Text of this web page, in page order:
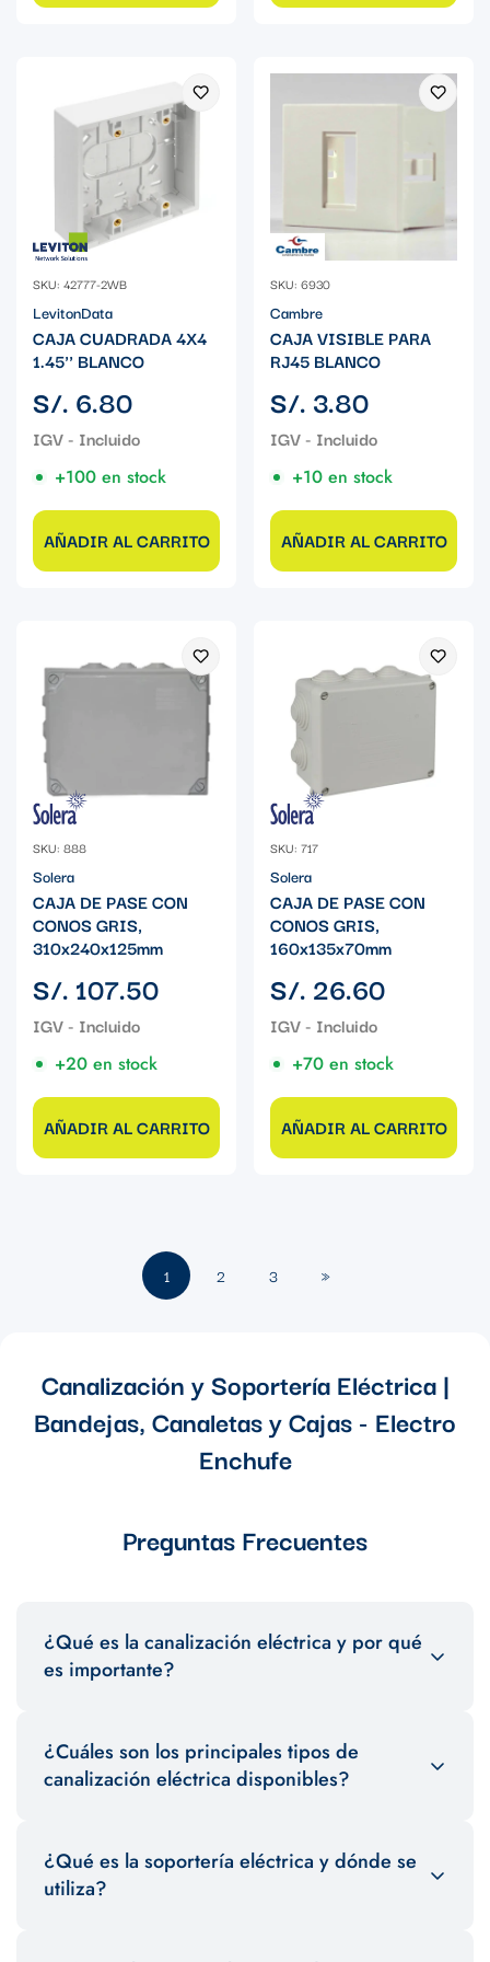
SKU: 42777-2WB
LevitonData
CAJA CUADRADA 4X4
1.45'' BLANCO
Precio
regular
S/. 6.80
+100 en stock
AÑADIR AL CARRITO
SKU: 6930
Cambre
CAJA VISIBLE PARA
RJ45 BLANCO
Precio
regular
S/. 3.80
+10 en stock
AÑADIR AL CARRITO
SKU: 888
Solera
CAJA DE PASE CON
CONOS GRIS,
310x240x125mm
Precio
regular
S/. 107.50
+20 en stock
AÑADIR AL CARRITO
SKU: 717
Solera
CAJA DE PASE CON
CONOS GRIS,
160x135x70mm
Precio
regular
S/. 26.60
+70 en stock
AÑADIR AL CARRITO
1 2 3 »
Canalización y Soportería Eléctrica |
Bandejas, Canaletas y Cajas - Electro
Enchufe
Preguntas Frecuentes
¿Qué es la canalización eléctrica y por qué
es importante?
y organizar los cables eléctricos en una instalación. Es esencial
para garantizar la seguridad, facilitar el mantenimiento y
¿Cuáles son los principales tipos de
canalización eléctrica disponibles?
bandejas portacables y ductos plásticos o metálicos. Cada
uno está diseñado para diferentes aplicaciones y entornos.
¿Qué es la soportería eléctrica y dónde se
utiliza?